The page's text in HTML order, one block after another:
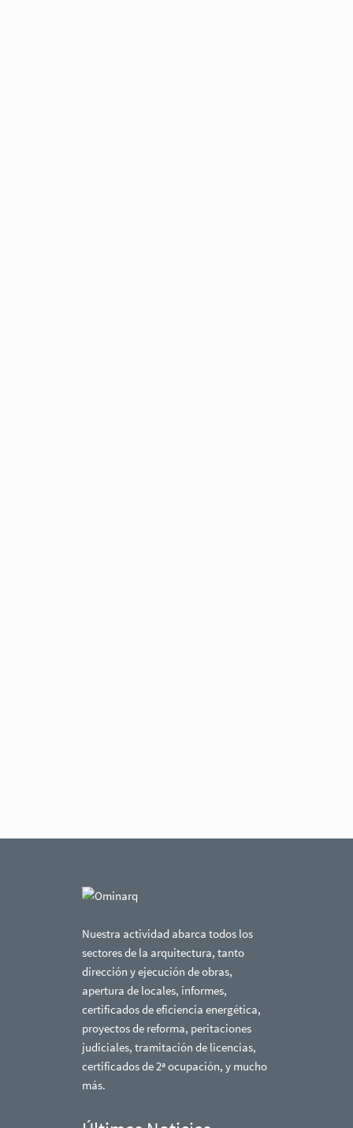
Nuestra actividad abarca todos los
sectores de la arquitectura, tanto
dirección y ejecución de obras,
apertura de locales, informes,
certificados de eficiencia energética,
proyectos de reforma, peritaciones
judiciales, tramitación de licencias,
certificados de 2ª ocupación, y mucho
más.